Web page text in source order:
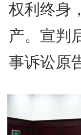
权利终身
产。宣判
事诉讼原